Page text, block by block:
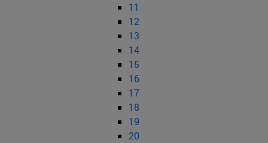
11
12
13
14
15
16
17
18
19
20